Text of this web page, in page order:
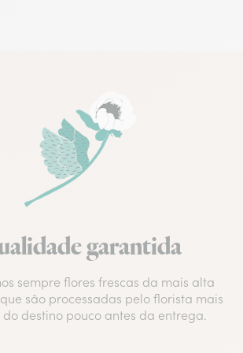
garantida
sempre flores frescas da mais alta
são processadas pelo florista mais
destino pouco antes da entrega.